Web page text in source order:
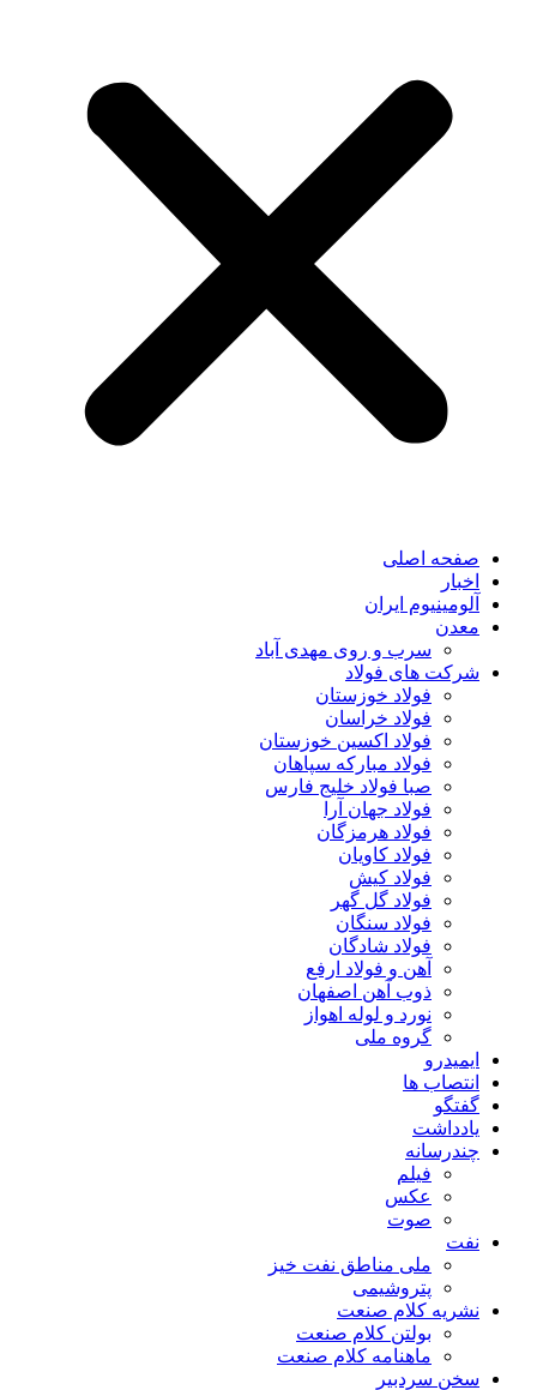
صفحه اصلی
اخبار
آلومینیوم ایران
معدن
سرب و روی مهدی آباد
شرکت های فولاد
فولاد خوزستان
فولاد خراسان
فولاد اکسین خوزستان
فولاد مبارکه سپاهان
صبا فولاد خلیج فارس
فولاد جهان آرا
فولاد هرمزگان
فولاد کاویان
فولاد کیش
فولاد گل گهر
فولاد سنگان
فولاد شادگان
آهن و فولاد ارفع
ذوب آهن اصفهان
نورد و لوله اهواز
گروه ملی
ایمیدرو
انتصاب ها
گفتگو
یادداشت
چندرسانه
فیلم
عکس
صوت
نفت
ملی مناطق نفت خیز
پتروشیمی
نشریه کلام صنعت
بولتن کلام صنعت
ماهنامه کلام صنعت
سخن سردبیر